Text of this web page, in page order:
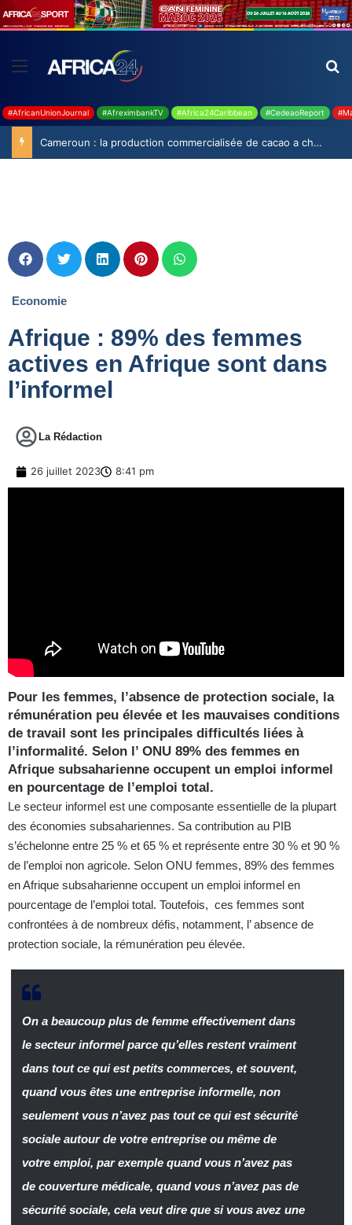
#AfricanUnionJournal #AfreximbankTV #Africa24Caribbean #CedeaoReport
Cameroun : la production commercialisée de cacao a chuté de 19,9% durant la saison 2025-2026
Economie
Afrique : 89% des femmes
actives en Afrique sont dans
l’informel
La Rédaction
26 juillet 2023 8:41 pm
Pour les femmes, l’absence de protection sociale, la
rémunération peu élevée et les mauvaises conditions
de travail sont les principales difficultés liées à
l’informalité. Selon l’ ONU 89% des femmes en
Afrique subsaharienne occupent un emploi informel
en pourcentage de l’emploi total.
Le secteur informel est une composante essentielle de la plupart
des économies subsahariennes. Sa contribution au PIB
s’échelonne entre 25 % et 65 % et représente entre 30 % et 90 %
de l’emploi non agricole. Selon ONU femmes, 89% des femmes
en Afrique subsaharienne occupent un emploi informel en
pourcentage de l’emploi total. Toutefois, ces femmes sont
confrontées à de nombreux défis, notamment, l’ absence de
protection sociale, la rémunération peu élevée.
On a beaucoup plus de femme effectivement dans
le secteur informel parce qu’elles restent vraiment
dans tout ce qui est petits commerces, et souvent,
quand vous êtes une entreprise informelle, non
seulement vous n’avez pas tout ce qui est sécurité
sociale autour de votre entreprise ou même de
votre emploi, par exemple quand vous n’avez pas
de couverture médicale, quand vous n’avez pas de
sécurité sociale, cela veut dire que si vous avez une